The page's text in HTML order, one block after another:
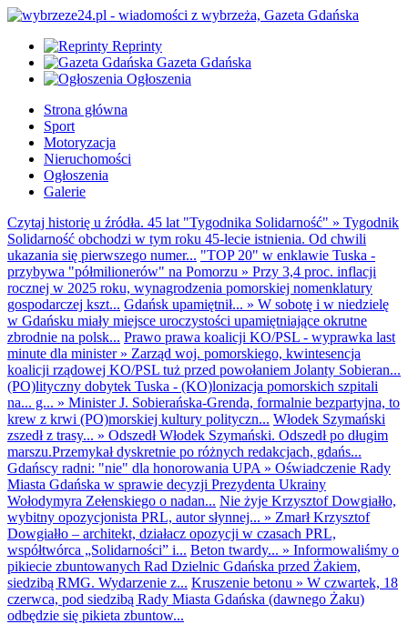
Reprinty
Gazeta Gdańska
Ogłoszenia
Strona główna
Sport
Motoryzacja
Nieruchomości
Ogłoszenia
Galerie
Czytaj historię u źródła. 45 lat "Tygodnika Solidarność" » Tygodnik
Solidarność obchodzi w tym roku 45-lecie istnienia. Od chwili
ukazania się pierwszego numer... "TOP 20" w enklawie Tuska -
przybywa "półmilionerów" na Pomorzu » Przy 3,4 proc. inflacji
rocznej w 2025 roku, wynagrodzenia pomorskiej nomenklatury
gospodarczej kszt... Gdańsk upamiętnił... » W sobotę i w niedzielę
w Gdańsku miały miejsce uroczystości upamiętniające okrutne
zbrodnie na polsk... Prawo prawa koalicji KO/PSL - wyprawka last
minute dla minister» Zarząd woj. pomorskiego, kwintesencja
koalicji rządowej KO/PSL tuż przed powołaniem Jolanty Sobieran...
(PO)lityczny dobytek Tuska - (KO)lonizacja pomorskich szpitali
na... g... » Minister J. Sobierańska-Grenda, formalnie bezpartyjna, to
krew z krwi (PO)morskiej kultury polityczn... Włodek Szymański
zszedł z trasy... » Odszedł Włodek Szymański. Odszedł po długim
marszu.Przemykał dyskretnie po różnych redakcjach, gdańs...
Gdańscy radni: "nie" dla honorowania UPA » Oświadczenie Rady
Miasta Gdańska w sprawie decyzji Prezydenta Ukrainy
Wołodymyra Zełenskiego o nadan... Nie żyje Krzysztof Dowgiałło,
wybitny opozycjonista PRL, autor słynnej... » Zmarł Krzysztof
Dowgiałło – architekt, działacz opozycji w czasach PRL,
współtwórca „Solidarności” i... Beton twardy... » Informowaliśmy o
pikiecie zbuntowanych Rad Dzielnic Gdańska przed Żakiem,
siedzibą RMG. Wydarzenie z... Kruszenie betonu » W czwartek, 18
czerwca, pod siedzibą Rady Miasta Gdańska (dawnego Żaku)
odbędzie się pikieta zbuntow...